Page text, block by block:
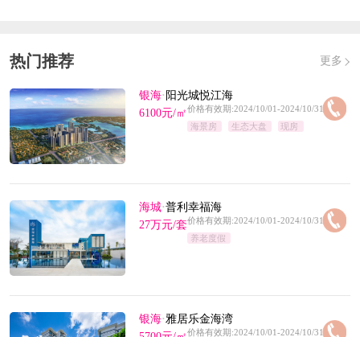
热门推荐 更多
银海· 阳光城悦江海
6100元/㎡价格有效期:2024/10/01-2024/10/31
海景房
生态大盘 现房
海城·普利幸福海
27万元/套价格有效期:2024/10/01-2024/10/31
养老度假
银海· 雅居乐金海湾
价格有效期:2024/10/01-2024/10/31